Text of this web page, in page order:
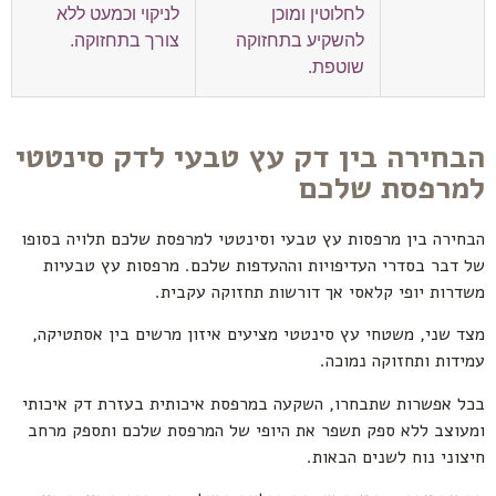
לחלוטין ומוכן
להשקיע בתחזוקה
שוטפת.
לניקוי וכמעט ללא
צורך בתחזוקה.
הבחירה בין דק עץ טבעי לדק סינטטי
למרפסת שלכם
הבחירה בין מרפסות עץ טבעי וסינטטי למרפסת שלכם תלויה בסופו
של דבר בסדרי העדיפויות וההעדפות שלכם. מרפסות עץ טבעיות
משדרות יופי קלאסי אך דורשות תחזוקה עקבית.
מצד שני, משטחי עץ סינטטי מציעים איזון מרשים בין אסתטיקה,
עמידות ותחזוקה נמוכה.
בכל אפשרות שתבחרו, השקעה במרפסת איכותית בעזרת דק איכותי
ומעוצב ללא ספק תשפר את היופי של המרפסת שלכם ותספק מרחב
חיצוני נוח לשנים הבאות.